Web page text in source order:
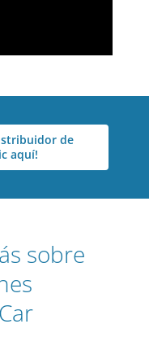
de
aquí!
sobre